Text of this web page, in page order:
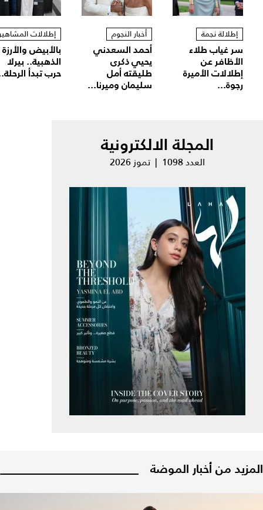
إطلالة نجمة
سر غياب طلاء
الأظافر عن
إطلالات الأميرة
رجوة...
أخبار النجوم
أحمد السعدني
يحيي ذكرى
طليقته أمل
سليمان وميرنا...
إطلالات
بالأبيض والأرزة
الذهبية.. بيرلا
حرب تبدأ
المجلة الالكترونية
العدد 1098 | تموز 2026
المزيد من أخبار الموضة